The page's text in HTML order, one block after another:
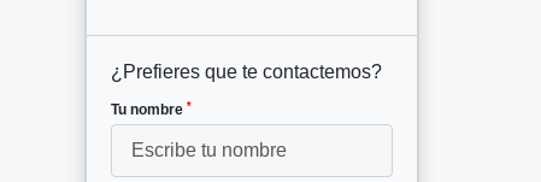
¿Prefieres que te contactemos?
Tu nombre *